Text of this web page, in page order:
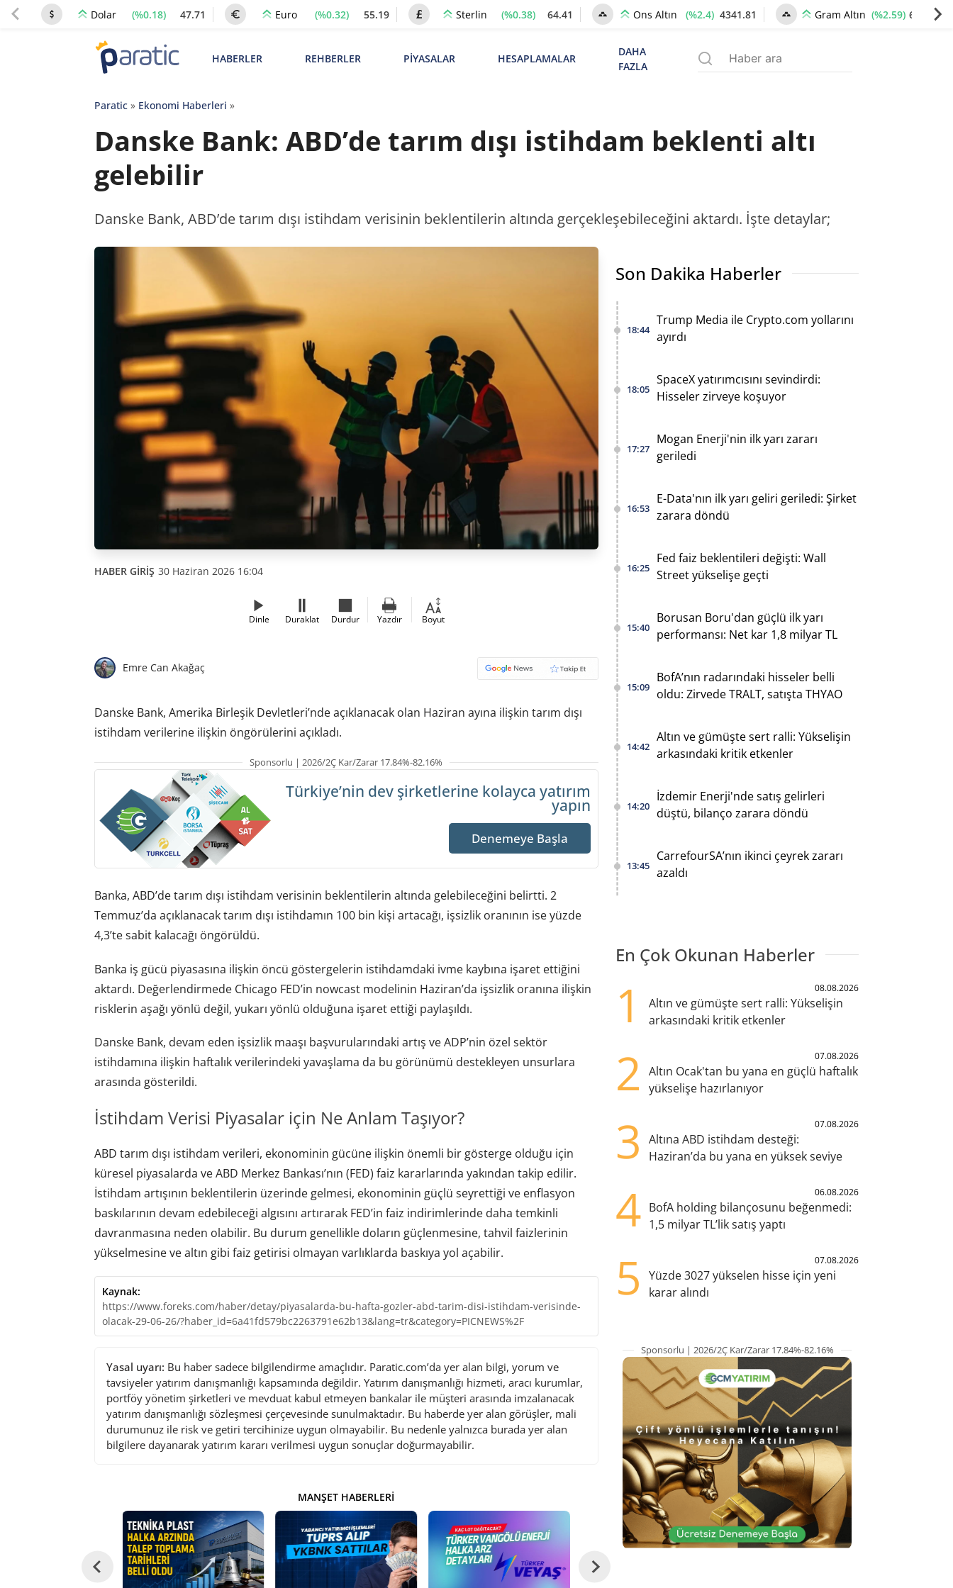
Dolar (%0.18) 47.71 Euro (%0.32) 55.19 Sterlin (%0.38) 64.41 Ons Altın (%2.4) 4341.81 Gram Altın (%2.59) 6660.55
HABERLER REHBERLER PİYASALAR HESAPLAMALAR
DAHA
FAZLA
Paratic» Ekonomi Haberleri »
Danske Bank: ABD’de tarım dışı istihdam beklenti altı
gelebilir
Danske Bank, ABD’de tarım dışı istihdam verisinin beklentilerin altında gerçekleşebileceğini aktardı. İşte detaylar;
HABER GİRİŞ 30 Haziran 2026 16:04
Dinle Duraklat Durdur Yazdır Boyut
Emre Can Akağaç
Danske Bank, Amerika Birleşik Devletleri’nde açıklanacak olan Haziran ayına ilişkin tarım dışı
istihdam verilerine ilişkin öngörülerini açıkladı.
Sponsorlu | 2026/2Ç Kar/Zarar 17.84%-82.16%
Türkiye’nin dev şirketlerine kolayca yatırım
yapın
Denemeye Başla
Banka, ABD’de tarım dışı istihdam verisinin beklentilerin altında gelebileceğini belirtti. 2
Temmuz’da açıklanacak tarım dışı istihdamın 100 bin kişi artacağı, işsizlik oranının ise yüzde
4,3’te sabit kalacağı öngörüldü.
Banka iş gücü piyasasına ilişkin öncü göstergelerin istihdamdaki ivme kaybına işaret ettiğini
aktardı. Değerlendirmede Chicago FED’in nowcast modelinin Haziran’da işsizlik oranına ilişkin
risklerin aşağı yönlü değil, yukarı yönlü olduğuna işaret ettiği paylaşıldı.
Danske Bank, devam eden işsizlik maaşı başvurularındaki artış ve ADP’nin özel sektör
istihdamına ilişkin haftalık verilerindeki yavaşlama da bu görünümü destekleyen unsurlara
arasında gösterildi.
İstihdam Verisi Piyasalar için Ne Anlam Taşıyor?
ABD tarım dışı istihdam verileri, ekonominin gücüne ilişkin önemli bir gösterge olduğu için
küresel piyasalarda ve ABD Merkez Bankası’nın (FED) faiz kararlarında yakından takip edilir.
İstihdam artışının beklentilerin üzerinde gelmesi, ekonominin güçlü seyrettiği ve enflasyon
baskılarının devam edebileceği algısını artırarak FED’in faiz indirimlerinde daha temkinli
davranmasına neden olabilir. Bu durum genellikle doların güçlenmesine, tahvil faizlerinin
yükselmesine ve altın gibi faiz getirisi olmayan varlıklarda baskıya yol açabilir.
Kaynak:
https://www.foreks.com/haber/detay/piyasalarda-bu-hafta-gozler-abd-tarim-disi-istihdam-verisinde-
olacak-29-06-26/?haber_id=6a41fd579bc2263791e62b13&lang=tr&category=PICNEWS%2F
Yasal uyarı: Bu haber sadece bilgilendirme amaçlıdır. Paratic.com’da yer alan bilgi, yorum ve
tavsiyeler yatırım danışmanlığı kapsamında değildir. Yatırım danışmanlığı hizmeti, aracı kurumlar,
portföy yönetim şirketleri ve mevduat kabul etmeyen bankalar ile müşteri arasında imzalanacak
yatırım danışmanlığı sözleşmesi çerçevesinde sunulmaktadır. Bu haberde yer alan görüşler, mali
durumunuz ile risk ve getiri tercihinize uygun olmayabilir. Bu nedenle yalnızca burada yer alan
bilgilere dayanarak yatırım kararı verilmesi uygun sonuçlar doğurmayabilir.
MANŞET HABERLERI
Son Dakika Haberler
18:44
Trump Media ile Crypto.com yollarını
ayırdı
18:05
SpaceX yatırımcısını sevindirdi:
Hisseler zirveye koşuyor
17:27
Mogan Enerji'nin ilk yarı zararı
geriledi
16:53
E-Data'nın ilk yarı geliri geriledi: Şirket
zarara döndü
16:25
Fed faiz beklentileri değişti: Wall
Street yükselişe geçti
15:40
Borusan Boru'dan güçlü ilk yarı
performansı: Net kar 1,8 milyar TL
15:09
BofA’nın radarındaki hisseler belli
oldu: Zirvede TRALT, satışta THYAO
14:42
Altın ve gümüşte sert ralli: Yükselişin
arkasındaki kritik etkenler
14:20
İzdemir Enerji'nde satış gelirleri
düştü, bilanço zarara döndü
13:45
CarrefourSA’nın ikinci çeyrek zararı
azaldı
En Çok Okunan Haberler
1 08.08.2026
Altın ve gümüşte sert ralli: Yükselişin
arkasındaki kritik etkenler
2 07.08.2026
Altın Ocak'tan bu yana en güçlü haftalık
yükselişe hazırlanıyor
3 07.08.2026
Altına ABD istihdam desteği:
Haziran’da bu yana en yüksek seviye
4 06.08.2026
BofA holding bilançosunu beğenmedi:
1,5 milyar TL’lik satış yaptı
5 07.08.2026
Yüzde 3027 yükselen hisse için yeni
karar alındı
Sponsorlu | 2026/2Ç Kar/Zarar 17.84%-82.16%